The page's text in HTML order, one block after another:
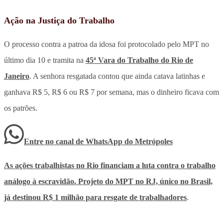
Ação na Justiça do Trabalho
O processo contra a patroa da idosa foi protocolado pelo MPT no
último dia 10 e tramita na 45ª Vara do Trabalho do Rio de
Janeiro. A senhora resgatada contou que ainda catava latinhas e
ganhava R$ 5, R$ 6 ou R$ 7 por semana, mas o dinheiro ficava com
os patrões.
Entre no canal de WhatsApp do Metrópoles
As ações trabalhistas no Rio financiam a luta contra o trabalho
análogo à escravidão. Projeto do MPT no RJ, único no Brasil,
já destinou R$ 1 milhão para resgate de trabalhadores.